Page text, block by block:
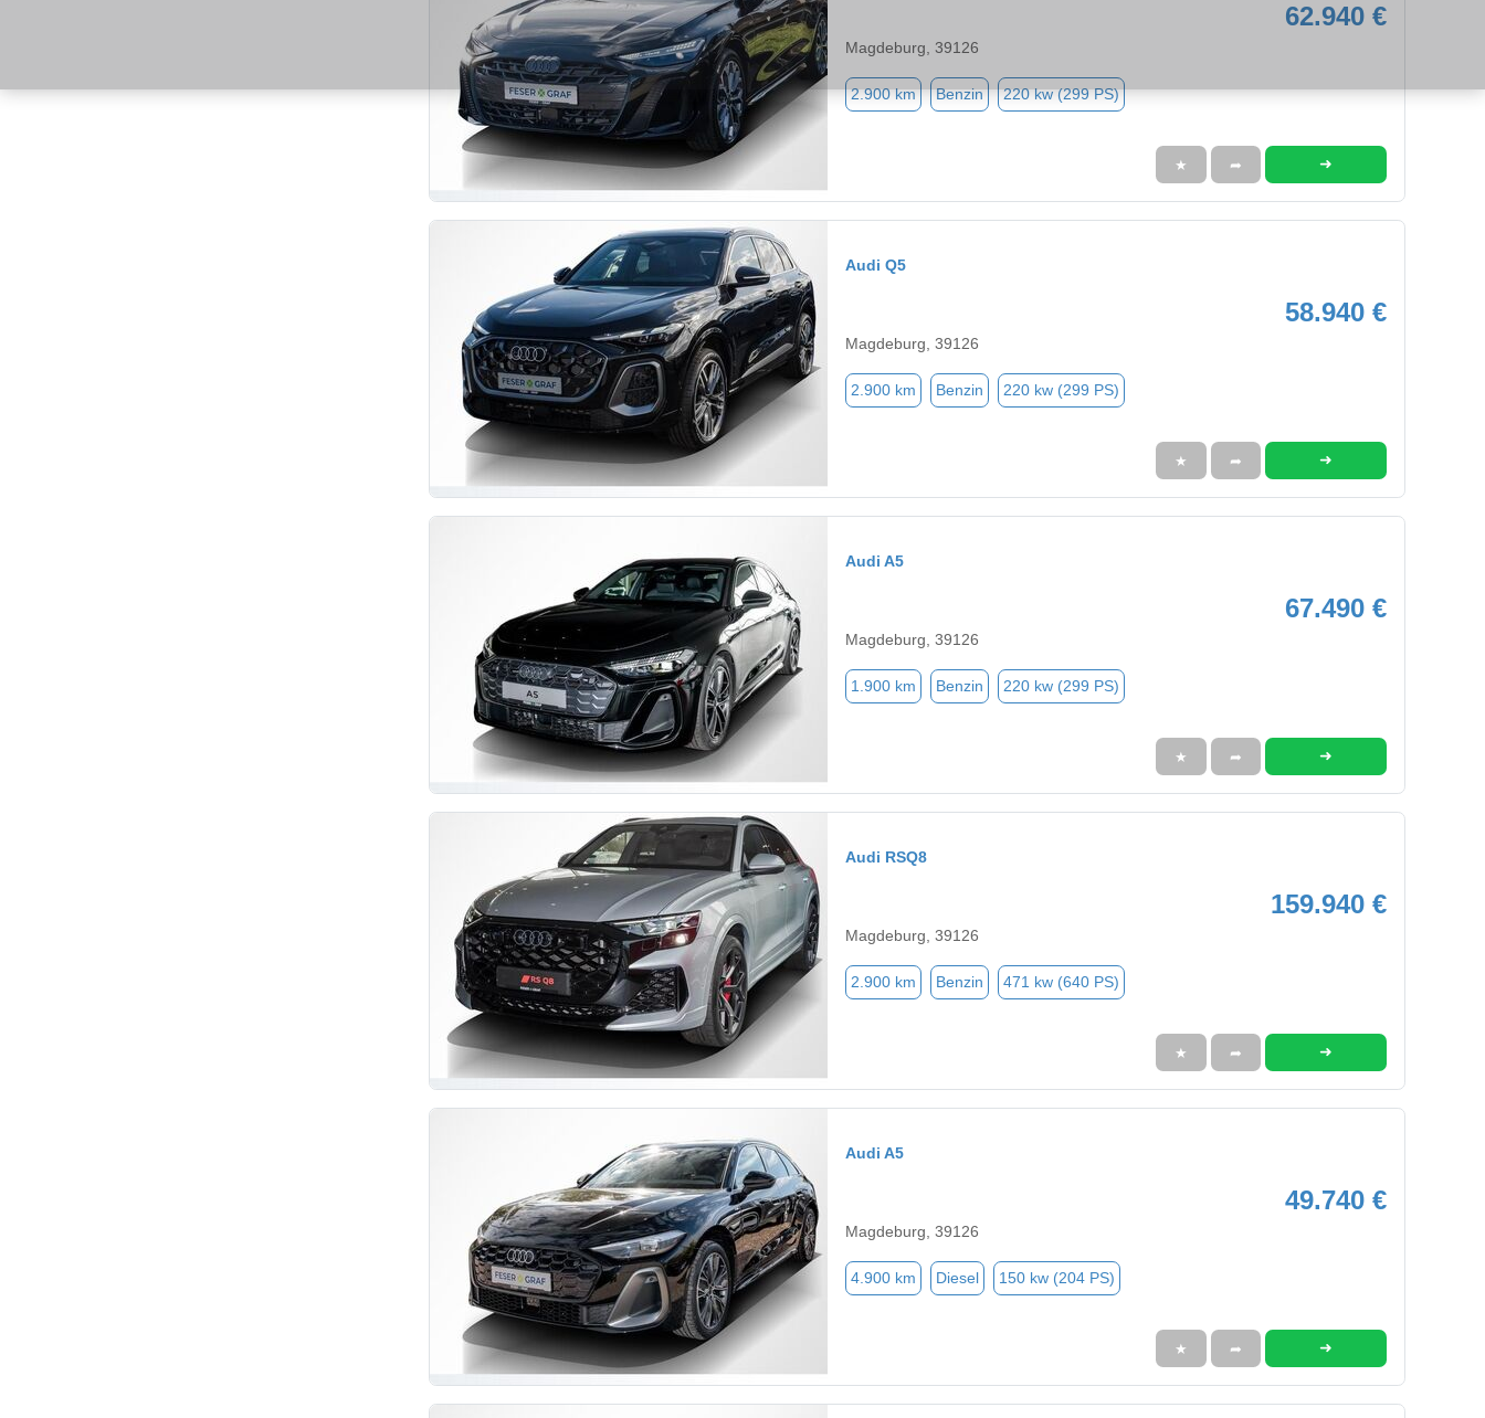
62.940 €
Magdeburg, 39126
2.900 km Benzin 220 kw (299 PS)
★ ➦ ➜
Audi Q5
58.940 €
Magdeburg, 39126
2.900 km Benzin 220 kw (299 PS)
★ ➦ ➜
Audi A5
67.490 €
Magdeburg, 39126
1.900 km Benzin 220 kw (299 PS)
★ ➦ ➜
Audi RSQ8
159.940 €
Magdeburg, 39126
2.900 km Benzin 471 kw (640 PS)
★ ➦ ➜
Audi A5
49.740 €
Magdeburg, 39126
4.900 km Diesel 150 kw (204 PS)
★ ➦ ➜